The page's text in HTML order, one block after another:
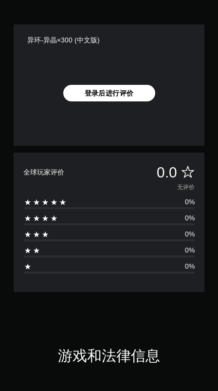
异环-异晶×300 (中文版)
登录后进行评价
全球玩家评价 0.0 无
评
价
无评价
0%
0%
0%
0%
0%
游戏和法律信息